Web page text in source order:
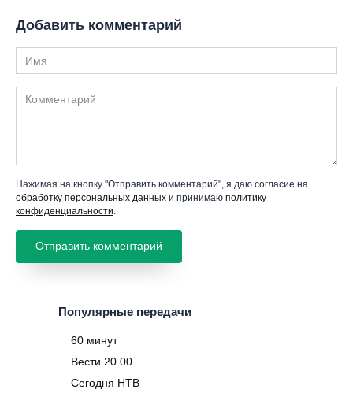
Добавить комментарий
Имя
Комментарий
Нажимая на кнопку "Отправить комментарий", я даю согласие на
обработку персональных данных и принимаю политику
конфиденциальности
Популярные передачи
60 минут
Вести 20 00
Сегодня НТВ